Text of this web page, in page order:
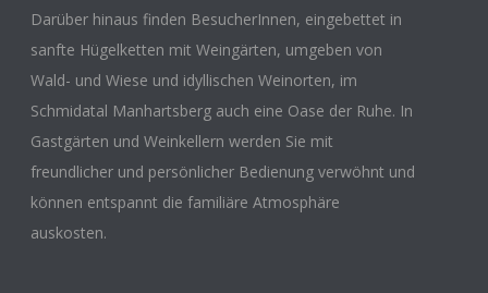
Darüber hinaus finden BesucherInnen, eingebettet in
sanfte Hügelketten mit Weingärten, umgeben von
Wald- und Wiese und idyllischen Weinorten, im
Schmidatal Manhartsberg auch eine Oase der Ruhe. In
Gastgärten und Weinkellern werden Sie mit
freundlicher und persönlicher Bedienung verwöhnt und
können entspannt die familiäre Atmosphäre
auskosten.